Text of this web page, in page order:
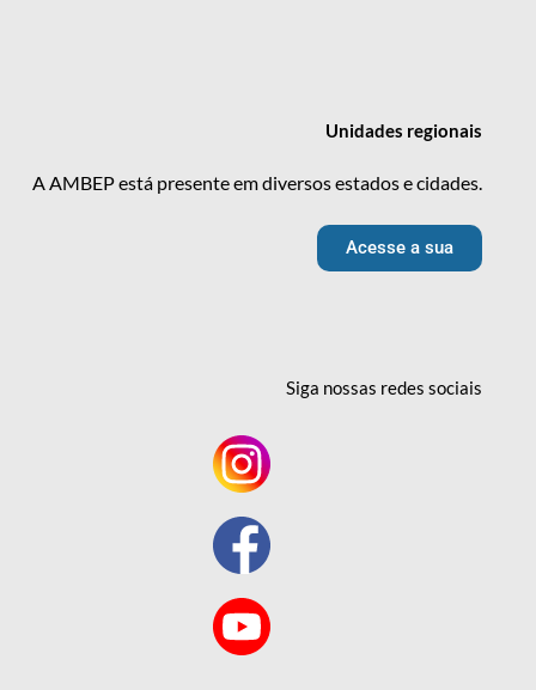
Unidades regionais
A AMBEP está presente em diversos estados e cidades.
Acesse a sua
Siga nossas redessociais